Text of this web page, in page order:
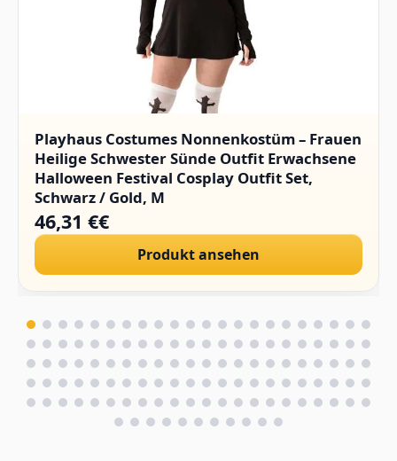
Playhaus Costumes Nonnenkostüm – Frauen
Heilige Schwester Sünde Outfit Erwachsene
Halloween Festival Cosplay Outfit Set,
Schwarz / Gold, M
46,31 €€
Produkt ansehen